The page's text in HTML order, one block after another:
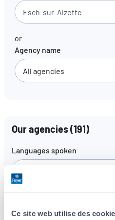
Ce site web utilise des
or
Agency name
Our agencies(191)
Languages spoken
All languages